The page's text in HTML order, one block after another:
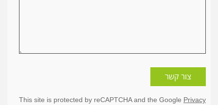
צור קשר
This site is protected by reCAPTCHA and the Google Privacy